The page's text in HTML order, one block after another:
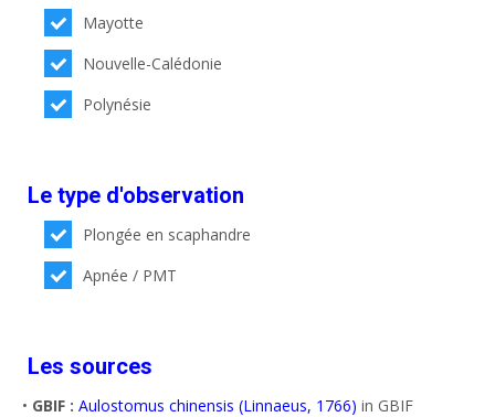
Mayotte
Nouvelle-Calédonie
Polynésie
Le type d'observation
Plongée en scaphandre
Apnée / PMT
Les sources
• GBIF : Aulostomus chinensis (Linnaeus, 1766) in GBIF